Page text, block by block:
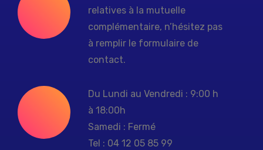
relatives à la mutuelle
complémentaire, n’hésitez pas
à remplir le formulaire de
contact.
Du Lundi au Vendredi : 9:00 h
à 18:00h
Samedi : Fermé
Tel : 04 12 05 85 99